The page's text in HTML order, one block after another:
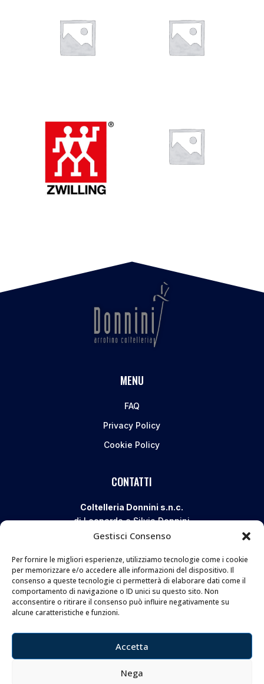
Gestisci Consenso
Per fornire le migliori esperienze, utilizziamo tecnologie come i cookie
per memorizzare e/o accedere alle informazioni del dispositivo. Il
consenso a queste tecnologie ci permetterà di elaborare dati come il
comportamento di navigazione o ID unici su questo sito. Non
acconsentire o ritirare il consenso può influire negativamente su
alcune caratteristiche e funzioni.
Accetta
Nega
MENU
FAQ
Privacy Policy
Cookie Policy
CONTATTI
Coltelleria Donnini s.n.c.
di Leonardo e Silvia Donnini
Via Giovanni Lanza, 70 – 50136 FIRENZE
Telefono e WhatsApp:055 661 438
Email: info@donninicoltelleria.it
FOLLOW